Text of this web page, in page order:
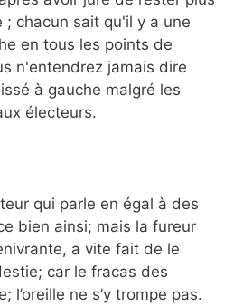
; chacun sait qu'il y a une
en tous les points de
n'entendrez jamais dire
à gauche malgré les
électeurs.
qui parle en égal à des
bien ainsi; mais la fureur
a vite fait de le
car le fracas des
l’oreille ne s’y trompe pas.